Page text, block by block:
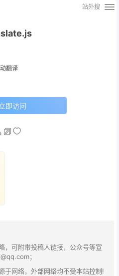
站外搜
翻译
即访问
，可附带投稿人链接，公众号等宣
；
于网络，外部网络均不受本站控制!